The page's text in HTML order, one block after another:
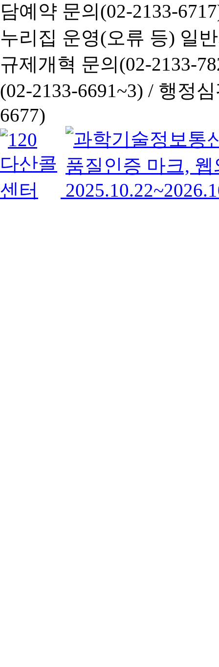
담예약 문의(02-2133-
누리집 운영(오류 등) 일
규제개혁 문의(02-2133-
(02-2133-6691~3) / 행정심
6677)